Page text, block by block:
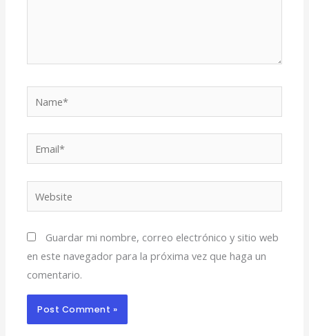
Guardar mi nombre, correo electrónico y sitio web
en este navegador para la próxima vez que haga un
comentario.